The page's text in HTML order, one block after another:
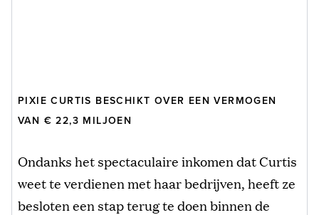
PIXIE CURTIS BESCHIKT OVER EEN VERMOGEN
VAN € 22,3 MILJOEN
Ondanks het spectaculaire inkomen dat Curtis
weet te verdienen met haar bedrijven, heeft ze
besloten een stap terug te doen binnen de